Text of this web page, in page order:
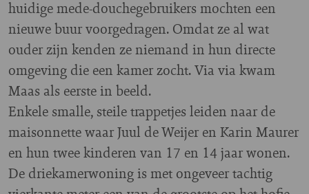
huidige mede-douchegebruikers mochten een
nieuwe buur voorgedragen. Omdat ze al wat
ouder zijn kenden ze niemand in hun directe
omgeving die een kamer zocht. Via via kwam
Maas als eerste in beeld.
Enkele smalle, steile trappetjes leiden naar de
maisonnette waar Juul de Weijer en Karin Maurer
en hun twee kinderen van 17 en 14 jaar wonen.
De driekamerwoning is met ongeveer tachtig